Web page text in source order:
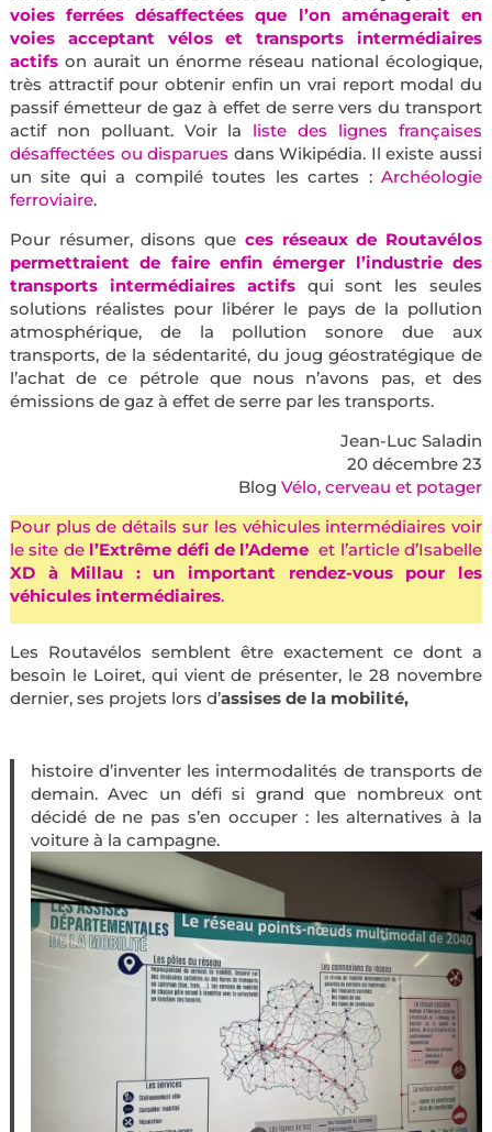
voies ferrées désaffectées que l’on aménagerait en
voies acceptant vélos et transports intermédiaires
actifson aurait un énorme réseau national écologique,
très attractif pour obtenir enfin un vrai report modal du
passif émetteur de gaz à effet de serre vers du transport
actif non polluant. Voir la liste des lignes françaises
désaffectées ou disparues dans Wikipédia. Il existe aussi
un site qui a compilé toutes les cartes :Archéologie
ferroviaire.
Pour résumer, disons que ces réseaux de Routavélos
permettraient de faire enfin émerger l’industrie des
transports intermédiaires actifs qui sont les seules
solutions réalistes pour libérer le pays de la pollution
atmosphérique, de la pollution sonore due aux
transports, de la sédentarité, du joug géostratégique de
l’achat de ce pétrole que nous n’avons pas, et des
émissions de gaz à effet de serre par les transports.
Jean-Luc Saladin
20 décembre 23
BlogVélo, cerveau et potager
Pour plus de détails sur les véhicules intermédiaires voir
le site de l’Extrême défi de l’Ademe et l’article d’Isabelle
XD à Millau : un important rendez-vous pour les
véhicules intermédiaires.
Les Routavélos semblent être exactement ce dont a
besoin le Loiret, qui vient de présenter, le 28 novembre
dernier, ses projets lors d’assises de la mobilité,
histoire d’inventer les intermodalités de transports de
demain. Avec un défi si grand que nombreux ont
décidé de ne pas s’en occuper : les alternatives à la
voiture à la campagne.